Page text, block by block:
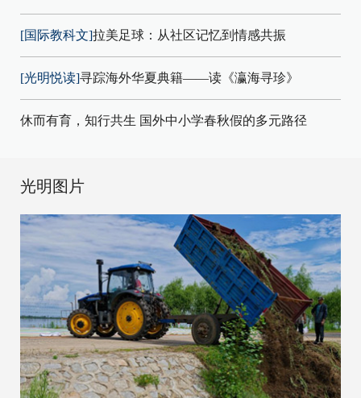
[国际教科文]拉美足球：从社区记忆到情感共振
[光明悦读]寻踪海外华夏典籍——读《瀛海寻珍》
休而有育，知行共生 国外中小学春秋假的多元路径
光明图片